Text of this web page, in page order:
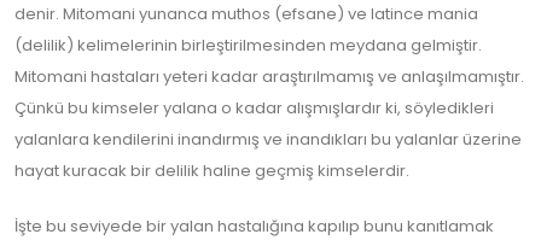
denir. Mitomani yunanca muthos (efsane) ve latince mania
(delilik) kelimelerinin birleştirilmesinden meydana gelmiştir.
Mitomani hastaları yeteri kadar araştırılmamış ve anlaşılmamıştır.
Çünkü bu kimseler yalana o kadar alışmışlardır ki, söyledikleri
yalanlara kendilerini inandırmış ve inandıkları bu yalanlar üzerine
hayat kuracak bir delilik haline geçmiş kimselerdir.
İşte bu seviyede bir yalan hastalığına kapılıp bunu kanıtlamak